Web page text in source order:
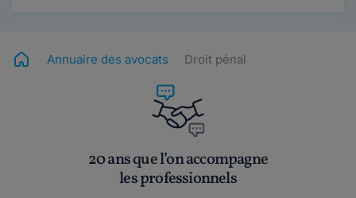
Annuaire des avocats Droit pénal
20 ans que l’on accompagne
les professionnels